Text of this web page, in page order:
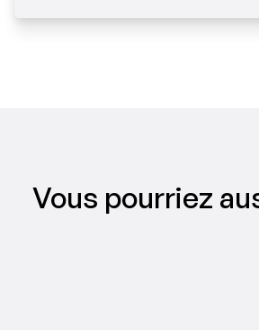
Vous pourriez